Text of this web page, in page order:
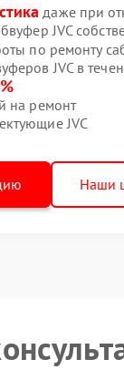
даже при
JVC
по ремонту
JVC в
на ремонт
JVC
Наши